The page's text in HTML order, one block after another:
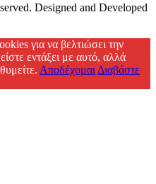
Designed and Developed
για να βελτιώσει την
εντάξει με αυτό, αλλά
Αποδέχομαι Διαβάστε